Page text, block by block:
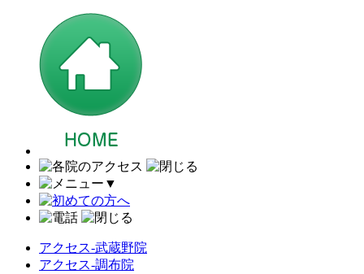
▼
アクセス-武蔵野院
アクセス-調布院